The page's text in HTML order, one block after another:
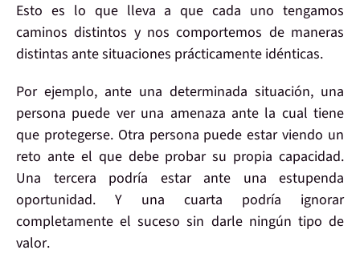
Esto es lo que lleva a que cada uno tengamos
caminos distintos y nos comportemos de maneras
distintas ante situaciones prácticamente idénticas.
Por ejemplo, ante una determinada situación, una
persona puede ver una amenaza ante la cual tiene
que protegerse. Otra persona puede estar viendo un
reto ante el que debe probar su propia capacidad.
Una tercera podría estar ante una estupenda
oportunidad. Y una cuarta podría ignorar
completamente el suceso sin darle ningún tipo de
valor.